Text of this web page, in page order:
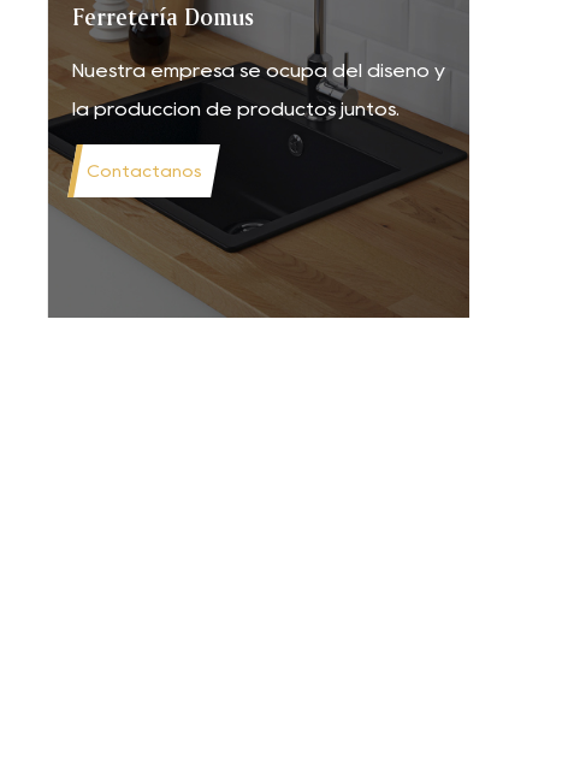
Ferretería Domus
Nuestra empresa se ocupa del diseño y
la producción de productos juntos.
Contáctanos